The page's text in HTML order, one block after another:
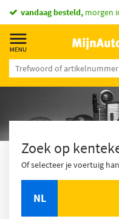
vandaag besteld, morgen
Zoek op
Of selecteer je voertuig
NL